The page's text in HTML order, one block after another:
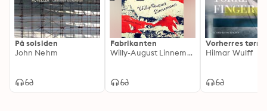
På solsiden
John Nehm
Fabrikanten
Willy-August Linnemann
Vorherres tørre
Hilmar Wulff